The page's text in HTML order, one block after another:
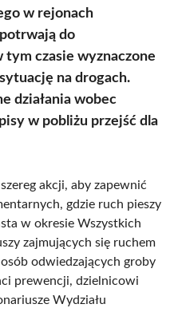
w rejonach
do
tym czasie wyznaczone
na drogach.
działania wobec
w pobliżu przejść dla
akcji, aby zapewnić
gdzie ruch pieszy
w okresie Wszystkich
zajmujących się ruchem
odwiedzających groby
prewencji, dzielnicowi
Wydziału